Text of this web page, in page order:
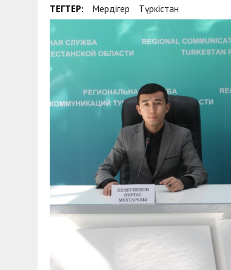
30 МАЯ, 2026 | ТҮСІНДІРУ ЖҰМЫСТАРЫ ЖҮРГІЗІЛДІ
ТЕГТЕР: Мердігер Түркістан